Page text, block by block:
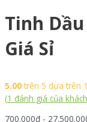
Tinh
Giá Sỉ
5.00trên 5 dựa trên 1
(1 đánh giá của
700.000₫-